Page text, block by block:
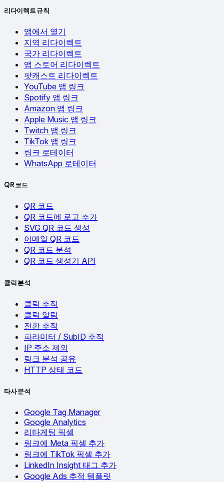
리다이렉트 규칙
앱에서 열기
지역 리다이렉트
국가 리다이렉트
앱 스토어 리다이렉트
팟캐스트 리다이렉트
YouTube 앱 링크
Spotify 앱 링크
Amazon 앱 링크
Apple Music 앱 링크
Twitch 앱 링크
TikTok 앱 링크
링크 로테이터
WhatsApp 로테이터
QR 코드
QR 코드
QR 코드에 로고 추가
SVG QR 코드 생성
이메일 QR 코드
QR 코드 분석
QR 코드 생성기 API
클릭 분석
클릭 추적
클릭 알림
전환 추적
파라미터 / SubID 추적
IP 주소 제외
링크 분석 공유
HTTP 상태 코드
타사 분석
Google Tag Manager
Google Analytics
리타게팅 픽셀
링크에 Meta 픽셀 추가
링크에 TikTok 픽셀 추가
LinkedIn Insight 태그 추가
Google Ads 추적 템플릿